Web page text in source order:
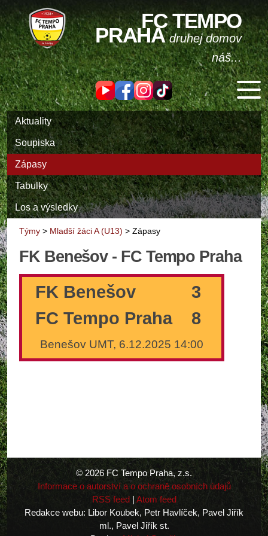
FC TEMPO
PRAHAdruhej domov
náš...
Aktuality
Soupiska
Zápasy
Tabulky
Los a výsledky
Týmy > Mladší žáci A (U13) > Zápasy
FK Benešov - FC Tempo Praha
FK Benešov
3
FC Tempo Praha
8
Benešov UMT, 6.12.2025 14:00
© 2026 FC Tempo Praha, z.s.
Informace o autorství a o ochraně osobních údajů
RSS feed| Atom feed
Redakce webu: Libor Koubek, Petr Havlíček, Pavel Jiřík
ml., Pavel Jiřík st.